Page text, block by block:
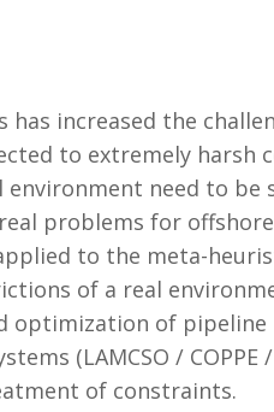
increased the
to extremely harsh
need to be
problems for
to the meta-
of a real
of pipeline
(LAMCSO / COPPE
of constraints.